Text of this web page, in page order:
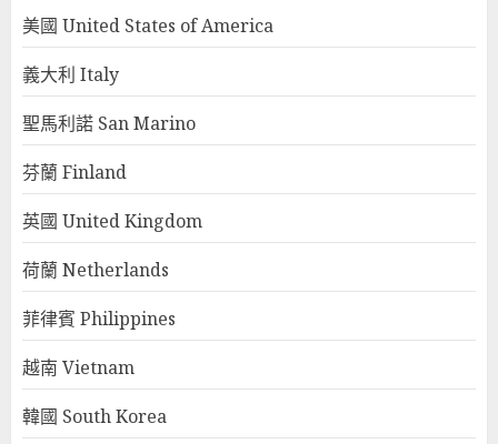
美國 United States of America
義大利 Italy
聖馬利諾 San Marino
芬蘭 Finland
英國 United Kingdom
荷蘭 Netherlands
菲律賓 Philippines
越南 Vietnam
韓國 South Korea